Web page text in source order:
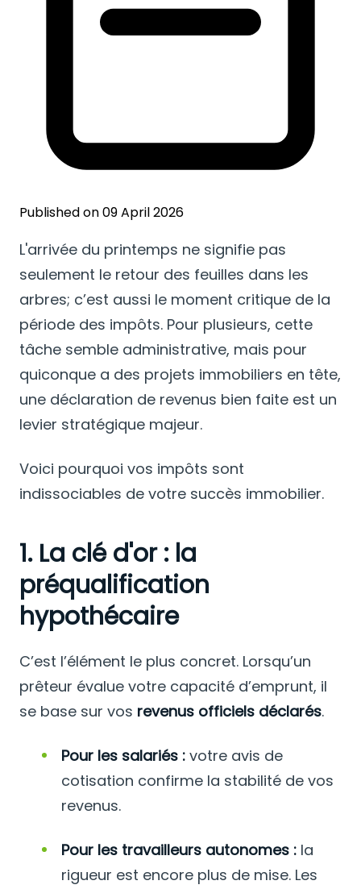
Published on 09 April 2026
L'arrivée du printemps ne signifie pas
seulement le retour des feuilles dans les
arbres; c’est aussi le moment critique de la
période des impôts. Pour plusieurs, cette
tâche semble administrative, mais pour
quiconque a des projets immobiliers en tête,
une déclaration de revenus bien faite est un
levier stratégique majeur.
Voici pourquoi vos impôts sont
indissociables de votre succès immobilier.
1. La clé d'or : la
préqualification
hypothécaire
C’est l’élément le plus concret. Lorsqu’un
prêteur évalue votre capacité d’emprunt, il
se base sur vos revenus officiels déclarés.
Pour les salariés : votre avis de
cotisation confirme la stabilité de vos
revenus.
Pour les travailleurs autonomes : la
rigueur est encore plus de mise. Les